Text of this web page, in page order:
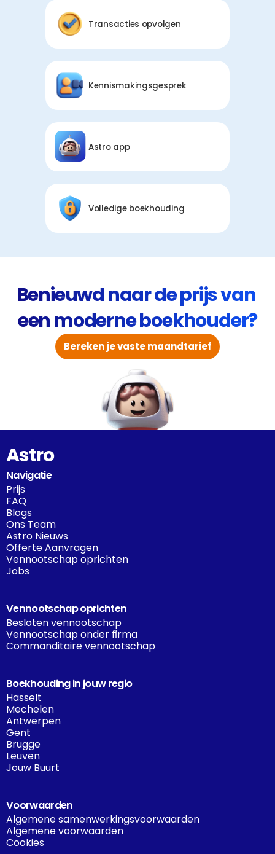
Transacties opvolgen
Kennismakingsgesprek
Astro app
Volledige boekhouding
Benieuwd naar de prijs van
een moderne boekhouder?
Bereken je vaste maandtarief
Astro
Navigatie
Prijs
FAQ
Blogs
Ons Team
Astro Nieuws
Offerte Aanvragen
Vennootschap oprichten
Jobs
Vennootschap oprichten
Besloten vennootschap
Vennootschap onder firma
Commanditaire vennootschap
Boekhouding in jouw regio
Hasselt
Mechelen
Antwerpen
Gent
Brugge
Leuven
Jouw Buurt
Voorwaarden
Algemene samenwerkingsvoorwaarden
Algemene voorwaarden
Cookies